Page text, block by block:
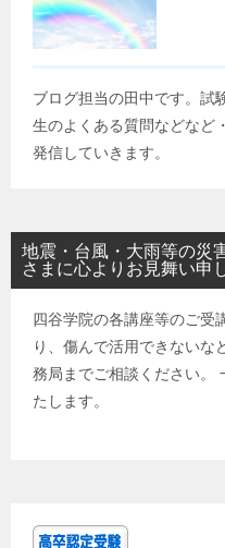
ブログ担当の田中です。試
生のよくある質問などなど
発信していきます。
地震・台風・大雨等の災
さまに心よりお見舞い申
四谷学院の各講座等のご受
り、傷んで活用できないな
務局までご相談ください。
たします。